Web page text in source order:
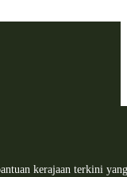
kerajaan terkini